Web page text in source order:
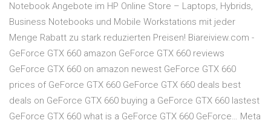
Notebook Angebote im HP Online Store – Laptops, Hybrids,
Business Notebooks und Mobile Workstations mit jeder
Menge Rabatt zu stark reduzierten Preisen! Biareiview.com -
GeForce GTX 660 amazon GeForce GTX 660 reviews
GeForce GTX 660 on amazon newest GeForce GTX 660
prices of GeForce GTX 660 GeForce GTX 660 deals best
deals on GeForce GTX 660 buying a GeForce GTX 660 lastest
GeForce GTX 660 what is a GeForce GTX 660 GeForce… Meta